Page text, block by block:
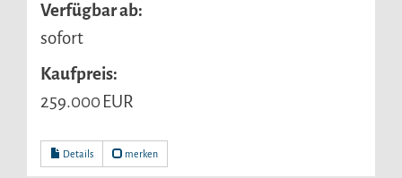
Verfügbar ab:
sofort
Kaufpreis:
259.000 EUR
Details merken